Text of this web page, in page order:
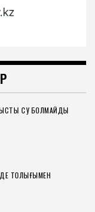
СУ БОЛМАЙДЫ
ТОЛЫҒЫМЕН